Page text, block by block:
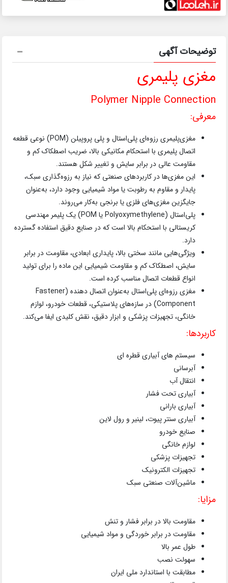
توضیحات آگهی
مغزی پلیمری
Polymer Nipple Connection
معرفی:
مغزی‌پلیمری رزوه‌ای پلی‌استال و پلی پروپیلن (POM) نوعی قطعه
اتصال پلیمری با استحکام مکانیکی بالا، ضریب اصطکاک کم و
مقاومت عالی در برابر سایش و تغییر شکل هستند.
این مغزی‌ها در کاربردهای صنعتی که نیاز به رزوه‌گذاری سبک،
پایدار و مقاوم به رطوبت یا مواد شیمیایی وجود دارد، به‌عنوان
جایگزین مغزی‌های فلزی یا برنجی به‌کار می‌روند.
پلی‌استال (Polyoxymethylene یا POM) یک پلیمر مهندسی
کریستالی با استحکام بالا است که در صنایع دقیق استفاده گسترده
دارد.
ویژگی‌هایی مانند سختی بالا، پایداری ابعادی، مقاومت در برابر
سایش، اصطکاک کم و مقاومت شیمیایی این ماده را برای تولید
انواع قطعات اتصال مناسب کرده است.
مغزی رزوه‌ای پلی‌استال به‌عنوان اتصال دهنده (Fastener
Component) در سازه‌های پلاستیکی، قطعات خودرو، لوازم
خانگی، تجهیزات پزشکی و ابزار دقیق، نقش کلیدی ایفا می‌کند.
کاربردها:
سیستم های آبیاری قطره ای
آبرسانی
انتقال آب
آبیاری تحت فشار
آبیاری بارانی
آبیاری سنتر پیوت، لینیر و رول لاین
صنایع خودرو
لوازم خانگی
تجهیزات پزشکی
تجهیزات الکترونیک
ماشین‌آلات صنعتی سبک
مزایا:
مقاومت بالا در برابر فشار و تنش
مقاومت در برابر خوردگی و مواد شیمیایی
طول عمر بالا
سهولت نصب
مطابقت با استاندارد ملی ایران